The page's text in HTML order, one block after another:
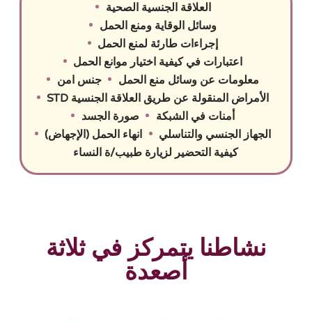
العلاقة الجنسية الصحية
وسائل الوقاية ومنع الحمل
إجراءات طارئة لمنع الحمل
اعتبارات في كيفية اختيار موانع الحمل
معلومات عن وسائل منع الحمل
جنس امن
الأمراض المنقولة عن طريق العلاقة الجنسية STD
أمنات في الشبكة
صورة الجسد
الجهاز الجنسي والتناسلي
انهاء الحمل (الإجهاض)
كيفية التحضير لزيارة طبيب/ة النساء
نشاطنا يتمركز في ثلاثة
أصعدة